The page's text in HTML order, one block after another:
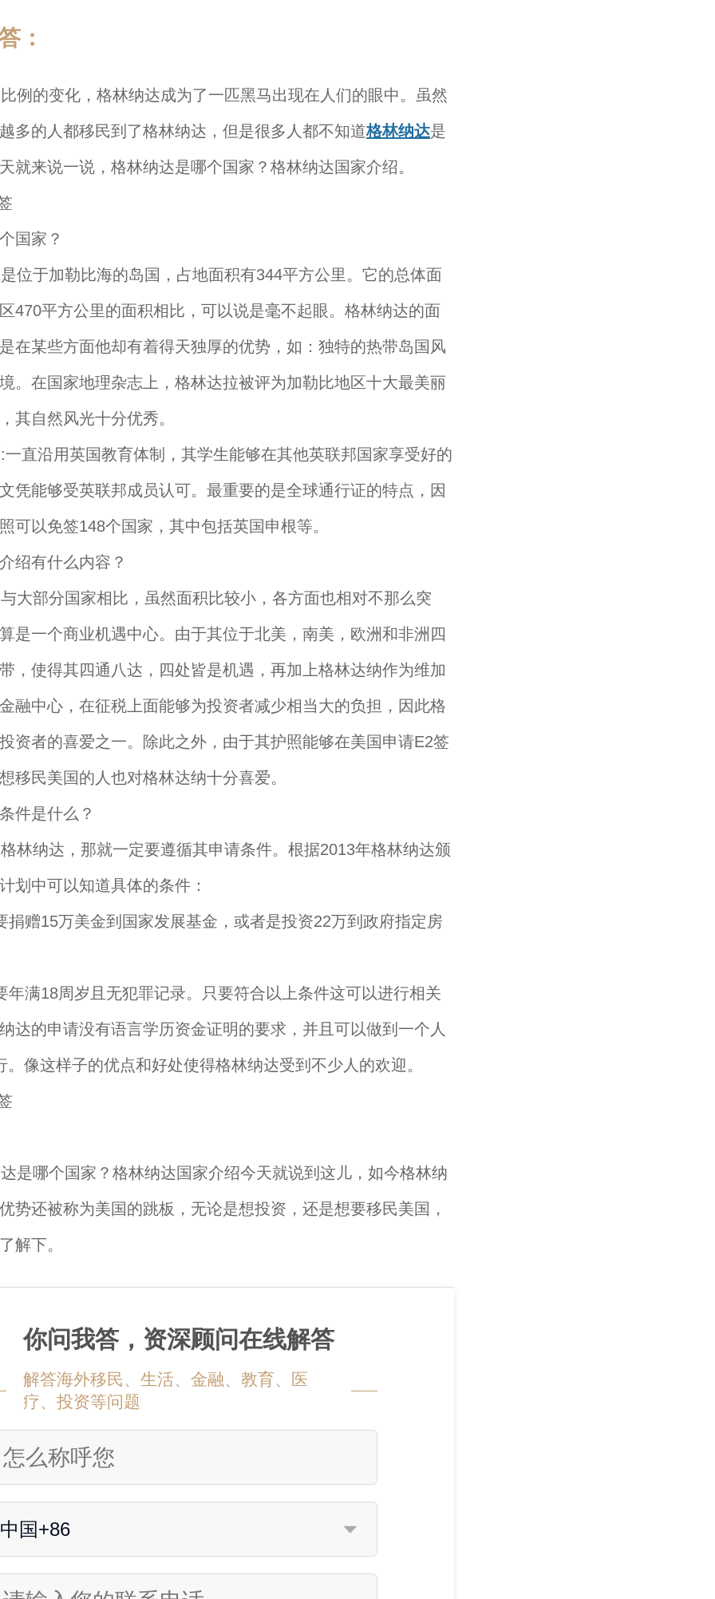
：
的变化，格林纳达成为了一匹黑马出现在人们的眼中。虽然
多的人都移民到了格林纳达，但是很多人都不知道格林纳达是
就来说一说，格林纳达是哪个国家？格林纳达国家介绍。
国家？
于加勒比海的岛国，占地面积有344平方公里。它的总体面
470平方公里的面积相比，可以说是毫不起眼。格林纳达的面
在某些方面他却有着得天独厚的优势，如：独特的热带岛国风
。在国家地理杂志上，格林达拉被评为加勒比地区十大最美丽
其自然风光十分优秀。
沿用英国教育体制，其学生能够在其他英联邦国家享受好的
凭能够受英联邦成员认可。最重要的是全球通行证的特点，因
可以免签148个国家，其中包括英国申根等。
绍有什么内容？
部分国家相比，虽然面积比较小，各方面也相对不那么突
是一个商业机遇中心。由于其位于北美，南美，欧洲和非洲四
，使得其四通八达，四处皆是机遇，再加上格林达纳作为维加
融中心，在征税上面能够为投资者减少相当大的负担，因此格
资者的喜爱之一。除此之外，由于其护照能够在美国申请E2签
移民美国的人也对格林达纳十分喜爱。
件是什么？
达，那就一定要遵循其申请条件。根据2013年格林纳达颁
划中可以知道具体的条件：
赠15万美金到国家发展基金，或者是投资22万到政府指定房
满18周岁且无犯罪记录。只要符合以上条件这可以进行相关
达的申请没有语言学历资金证明的要求，并且可以做到一个人
。像这样子的优点和好处使得格林纳达受到不少人的欢迎。
哪个国家？格林纳达国家介绍今天就说到这儿，如今格林纳
势还被称为美国的跳板，无论是想投资，还是想要移民美国，
解下。
你问我答，资深顾问在线解答
解答海外移民、生活、金融、教育、医
疗、投资等问题
中国+86